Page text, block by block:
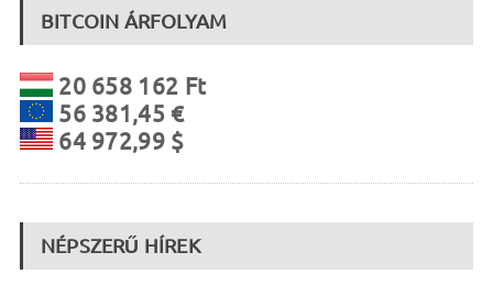
BITCOIN ÁRFOLYAM
20 658 162 Ft
56 381,45 €
64 972,99 $
NÉPSZERŰ HÍREK